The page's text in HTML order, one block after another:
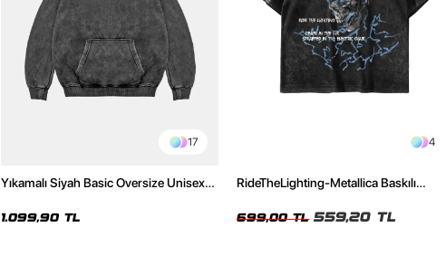
17
Yıkamalı Siyah Basic Oversize Unisex
1.099,90 TL
4
RideTheLighting-Metallica Baskılı
699,00 TL 559,20 TL